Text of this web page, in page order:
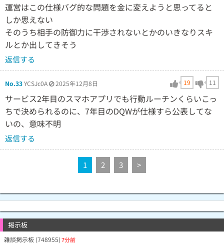
運営はこの仕様バグ的な問題を金に変えようと思ってると
しか思えない
そのうち相手の防御力に干渉されないとかのいきなりスキ
ルとか出してきそう
返信する
No.33YCSJc0A 2025年12月8日 19 11
サービス2年目のスマホアプリでも行動ルーチンくらいこっ
ちで決められるのに、7年目のDQWが仕様すら公表してな
いの、意味不明
返信する
1 2 3 >
掲示板
雑談掲示板 (748955)7分前